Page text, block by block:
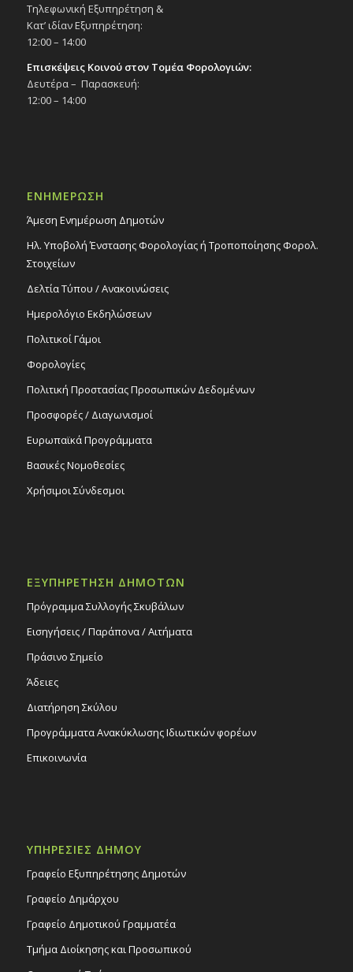
Τηλεφωνική Εξυπηρέτηση &
Κατ’ ιδίαν Εξυπηρέτηση:
12:00 – 14:00
Επισκέψεις Κοινού στον Τομέα Φορολογιών:
Δευτέρα – Παρασκευή:
12:00 – 14:00
ΕΝΗΜΕΡΩΣΗ
Άμεση Ενημέρωση Δημοτών
Ηλ. Υποβολή Ένστασης Φορολογίας ή Τροποποίησης Φορολ.
Στοιχείων
Δελτία Τύπου / Ανακοινώσεις
Ημερολόγιο Εκδηλώσεων
Πολιτικοί Γάμοι
Φορολογίες
Πολιτική Προστασίας Προσωπικών Δεδομένων
Προσφορές / Διαγωνισμοί
Ευρωπαϊκά Προγράμματα
Βασικές Νομοθεσίες
Χρήσιμοι Σύνδεσμοι
ΕΞΥΠΗΡΕΤΗΣΗ ΔΗΜΟΤΩΝ
Πρόγραμμα Συλλογής Σκυβάλων
Εισηγήσεις / Παράπονα / Αιτήματα
Πράσινο Σημείο
Άδειες
Διατήρηση Σκύλου
Προγράμματα Ανακύκλωσης Ιδιωτικών φορέων
Επικοινωνία
ΥΠΗΡΕΣΙΕΣ ΔΗΜΟΥ
Γραφείο Εξυπηρέτησης Δημοτών
Γραφείο Δημάρχου
Γραφείο Δημοτικού Γραμματέα
Τμήμα Διοίκησης και Προσωπικού